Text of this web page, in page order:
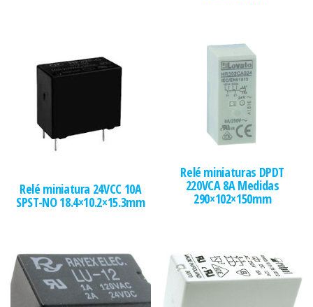
Relé miniatura 24VCC 10A
SPST-NO 18.4×10.2×15.3mm
Relé miniaturas DPDT
220VCA 8A Medidas
290×102×150mm